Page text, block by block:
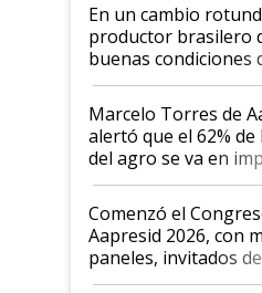
En un cambio
productor brasilero
buenas condiciones
argentino para
más motivados"
Marcelo Torres de
alertó que el 62% de
del agro se va en
"No es bueno que en
Argentina se sigan
las mismas cosas de
años"
Comenzó el
Aapresid 2026, con
paneles, invitados
todas las tendencias